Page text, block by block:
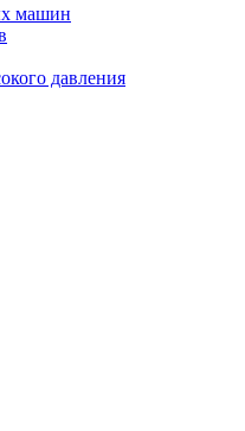
машин
давления